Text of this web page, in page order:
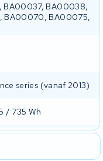
BA00038,
BA00070, BA00075,
series (vanaf 2013)
/ 735 Wh